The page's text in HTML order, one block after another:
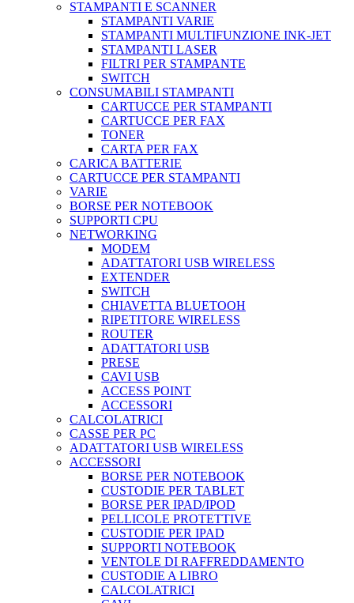
STAMPANTI E SCANNER
STAMPANTI VARIE
STAMPANTI MULTIFUNZIONE INK-JET
STAMPANTI LASER
FILTRI PER STAMPANTE
SWITCH
CONSUMABILI STAMPANTI
CARTUCCE PER STAMPANTI
CARTUCCE PER FAX
TONER
CARTA PER FAX
CARICA BATTERIE
CARTUCCE PER STAMPANTI
VARIE
BORSE PER NOTEBOOK
SUPPORTI CPU
NETWORKING
MODEM
ADATTATORI USB WIRELESS
EXTENDER
SWITCH
CHIAVETTA BLUETOOH
RIPETITORE WIRELESS
ROUTER
ADATTATORI USB
PRESE
CAVI USB
ACCESS POINT
ACCESSORI
CALCOLATRICI
CASSE PER PC
ADATTATORI USB WIRELESS
ACCESSORI
BORSE PER NOTEBOOK
CUSTODIE PER TABLET
BORSE PER IPAD/IPOD
PELLICOLE PROTETTIVE
CUSTODIE PER IPAD
SUPPORTI NOTEBOOK
VENTOLE DI RAFFREDDAMENTO
CUSTODIE A LIBRO
CALCOLATRICI